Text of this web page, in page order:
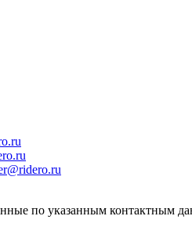
по указанным контактным